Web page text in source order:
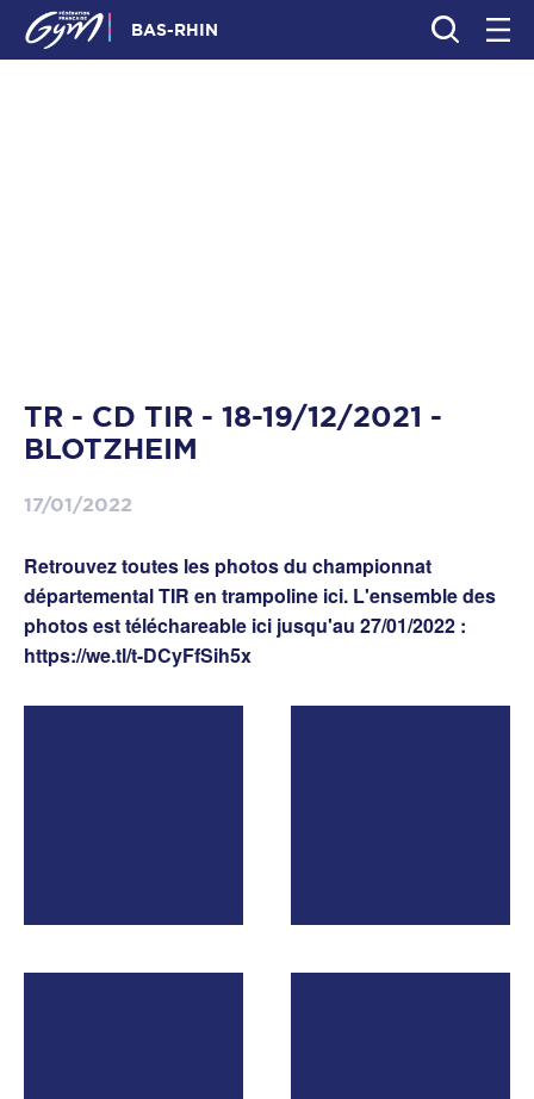
BAS-RHIN
TR - CD TIR - 18-19/12/2021 -
BLOTZHEIM
17/01/2022
Retrouvez toutes les photos du championnat
départemental TIR en trampoline ici. L'ensemble des
photos est téléchareable ici jusqu'au 27/01/2022 :
https://we.tl/t-DCyFfSih5x